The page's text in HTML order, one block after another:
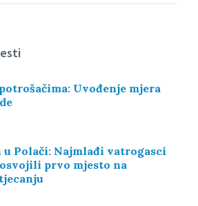
Uvođenje mjera
u Polači: Najmlađi vatrogasci
prvo mjesto na